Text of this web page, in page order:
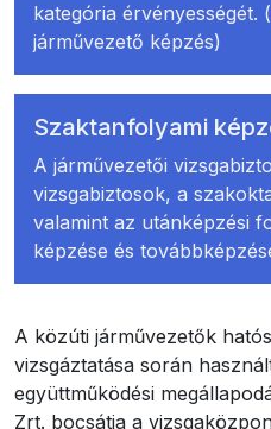
kategória érvényességét.
járművezető képzés)
Szaktanfolyami
A járművezetői
vizsgabiztosok, a
valamint az utánképzési
képzése és
A közúti járművezetők
vizsgáztatása során
együttműködési
Zrt. bocsátja a